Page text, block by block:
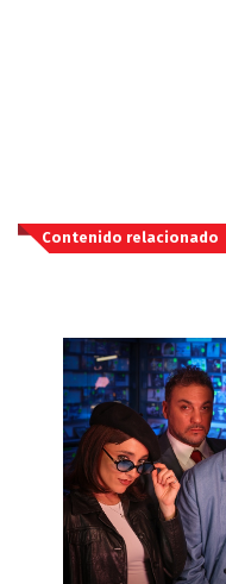
Contenido relacionado